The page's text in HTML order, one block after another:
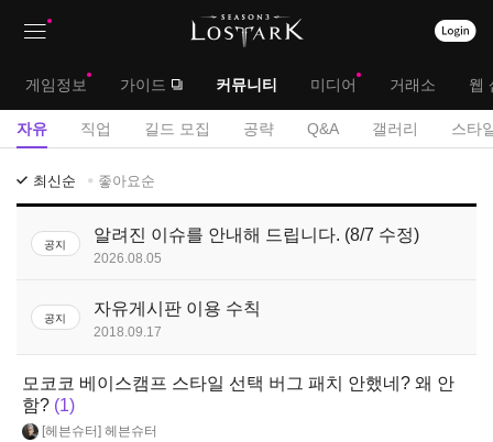
대
메
게임정보 가이드 커뮤니티 미디어 거래소 웹
서
메
뉴
자유 직업 길드 모집 공략 Q&A 갤러리 스타
자
유
시
최신순 좋아요순
공지 알려진 이슈를 안내해 드립니다. (8/7 수정)
2026.08.05
공지 자유게시판 이용 수칙
2018.09.17
모코코 베이스캠프 스타일 선택 버그 패치 안했네? 왜 안
함? 1
헤븐슈터 헤븐슈터